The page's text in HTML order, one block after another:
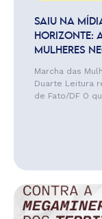
SAIU NA
HORIZONTE:
MULHERES
Marcha das
Duarte Leitura
de Fato/DF O